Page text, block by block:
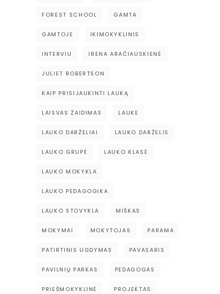
FOREST SCHOOL GAMTA
GAMTOJE IKIMOKYKLINIS
INTERVIU IRENA ARAČIAUSKIENĖ
JULIET ROBERTSON
KAIP PRISIJAUKINTI LAUKĄ
LAISVAS ŽAIDIMAS LAUKE
LAUKO DARŽELIAI LAUKO DARŽELIS
LAUKO GRUPĖ LAUKO KLASĖ
LAUKO MOKYKLA
LAUKO PEDAGOGIKA
LAUKO STOVYKLA MIŠKAS
MOKYMAI MOKYTOJAS PARAMA
PATIRTINIS UGDYMAS PAVASARIS
PAVILNIŲ PARKAS PEDAGOGAS
PRIEŠMOKYKLINĖ PROJEKTAS